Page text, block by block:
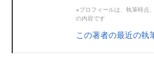
※プロフィールは、執筆時点
の内容です
この著者の最近の執